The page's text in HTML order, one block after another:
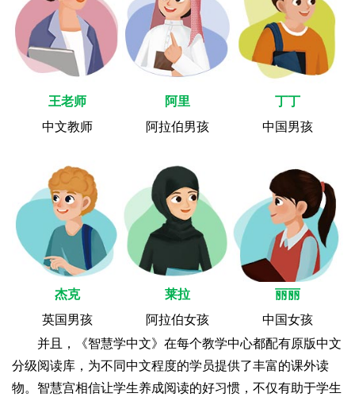
王老师
中文教师
阿里
阿拉伯男孩
丁丁
中国男孩
杰克
英国男孩
莱拉
阿拉伯女孩
丽丽
中国女孩
并且，《智慧学中文》在每个教学中心都配有原版中文
分级阅读库，为不同中文程度的学员提供了丰富的课外读
物。智慧宫相信让学生养成阅读的好习惯，不仅有助于学生